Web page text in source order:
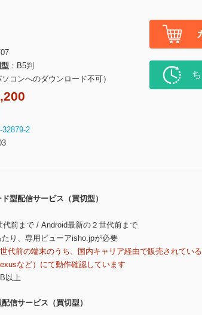
B5判
コンへのダウンロード不可）
32879-2
型配信サービス（買切型）
代前まで / Android最新の２世代前まで
り、専用ビューアisho.jpが必要
代前の端末のうち、国内キャリア経由で販売されている
など）にて動作確認しています
以上
信サービス（買切型）